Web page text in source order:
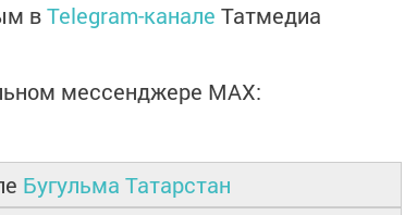
вTelegram-канале Татмедиа
мессенджере MАХ:
Бугульма Татарстан